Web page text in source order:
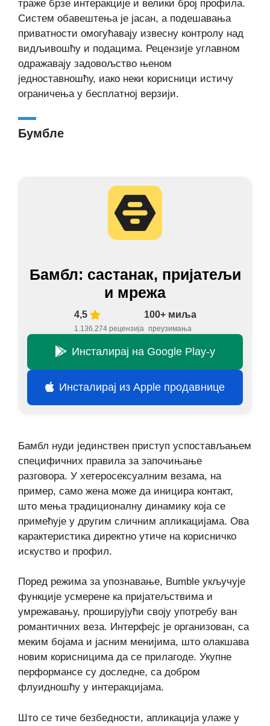
траже брзе интеракције и велики број профила.
Систем обавештења је јасан, а подешавања
приватности омогућавају извесну контролу над
видљивошћу и подацима. Рецензије углавном
одражавају задовољство њеном
једноставношћу, иако неки корисници истичу
ограничења у бесплатној верзији.
Бумбле
Бамбл: састанак, пријатељи
и мрежа
4,5
1.136.274 рецензија
100+ миља
преузимања
Инсталирај на Google Play-у
Инсталирај из Apple продавнице
Бамбл нуди јединствен приступ успостављањем
специфичних правила за започињање
разговора. У хетеросексуалним везама, на
пример, само жена може да иницира контакт,
што мења традиционалну динамику која се
примећује у другим сличним апликацијама. Ова
карактеристика директно утиче на корисничко
искуство и профил.
Поред режима за упознавање, Bumble укључује
функције усмерене ка пријатељствима и
умрежавању, проширујући своју употребу ван
романтичних веза. Интерфејс је организован, са
меким бојама и јасним менијима, што олакшава
новим корисницима да се прилагоде. Укупне
перформансе су доследне, са добром
флуидношћу у интеракцијама.
Што се тиче безбедности, апликација улаже у